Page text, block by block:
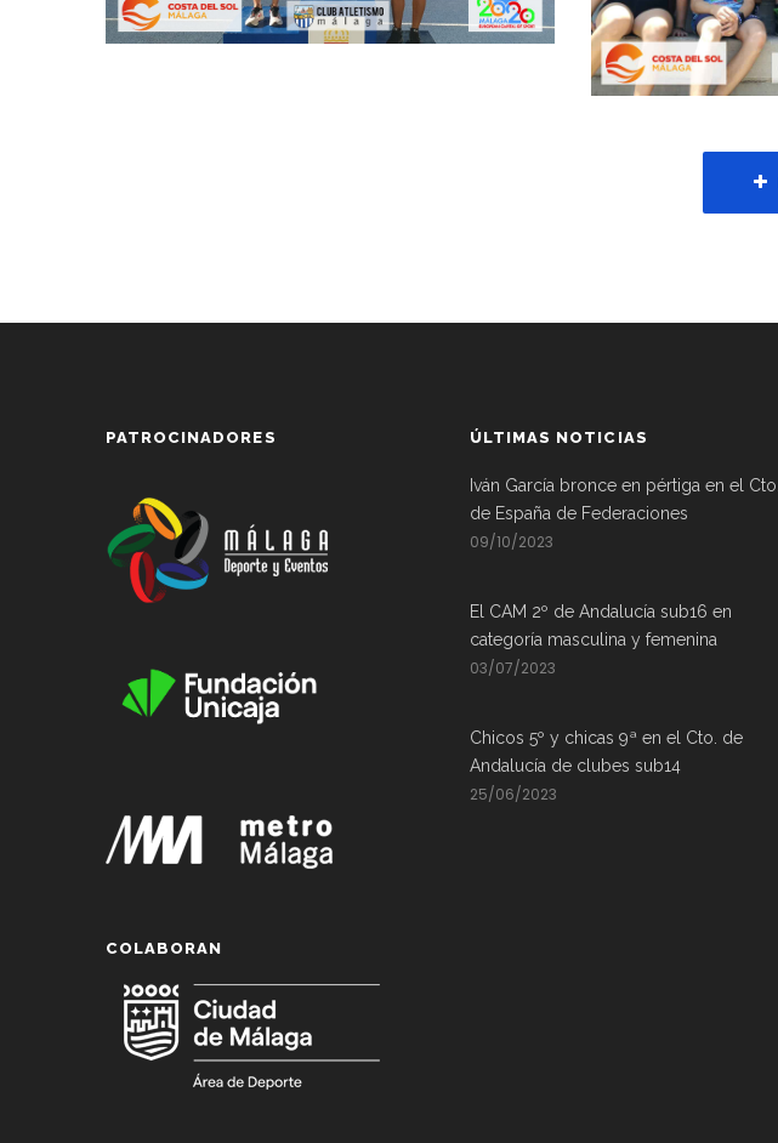
PATROCINADORES
COLABORAN
ÚLTIMAS NOTICIAS
Iván García bronce en pértiga en el Cto.
de España de Federaciones
09/10/2023
El CAM 2º de Andalucía sub16 en
categoría masculina y femenina
03/07/2023
Chicos 5º y chicas 9ª en el Cto. de
Andalucía de clubes sub14
25/06/2023